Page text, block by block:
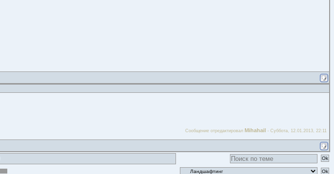
Сообщение отредактировал Mihahail - Суббота, 12.01.2013, 22:11